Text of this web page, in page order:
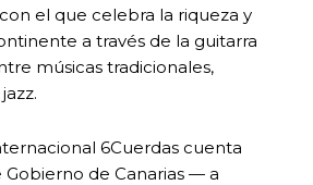
el que celebra la riqueza y
a través de la guitarra
músicas tradicionales,
6Cuerdas cuenta
de Canarias — a